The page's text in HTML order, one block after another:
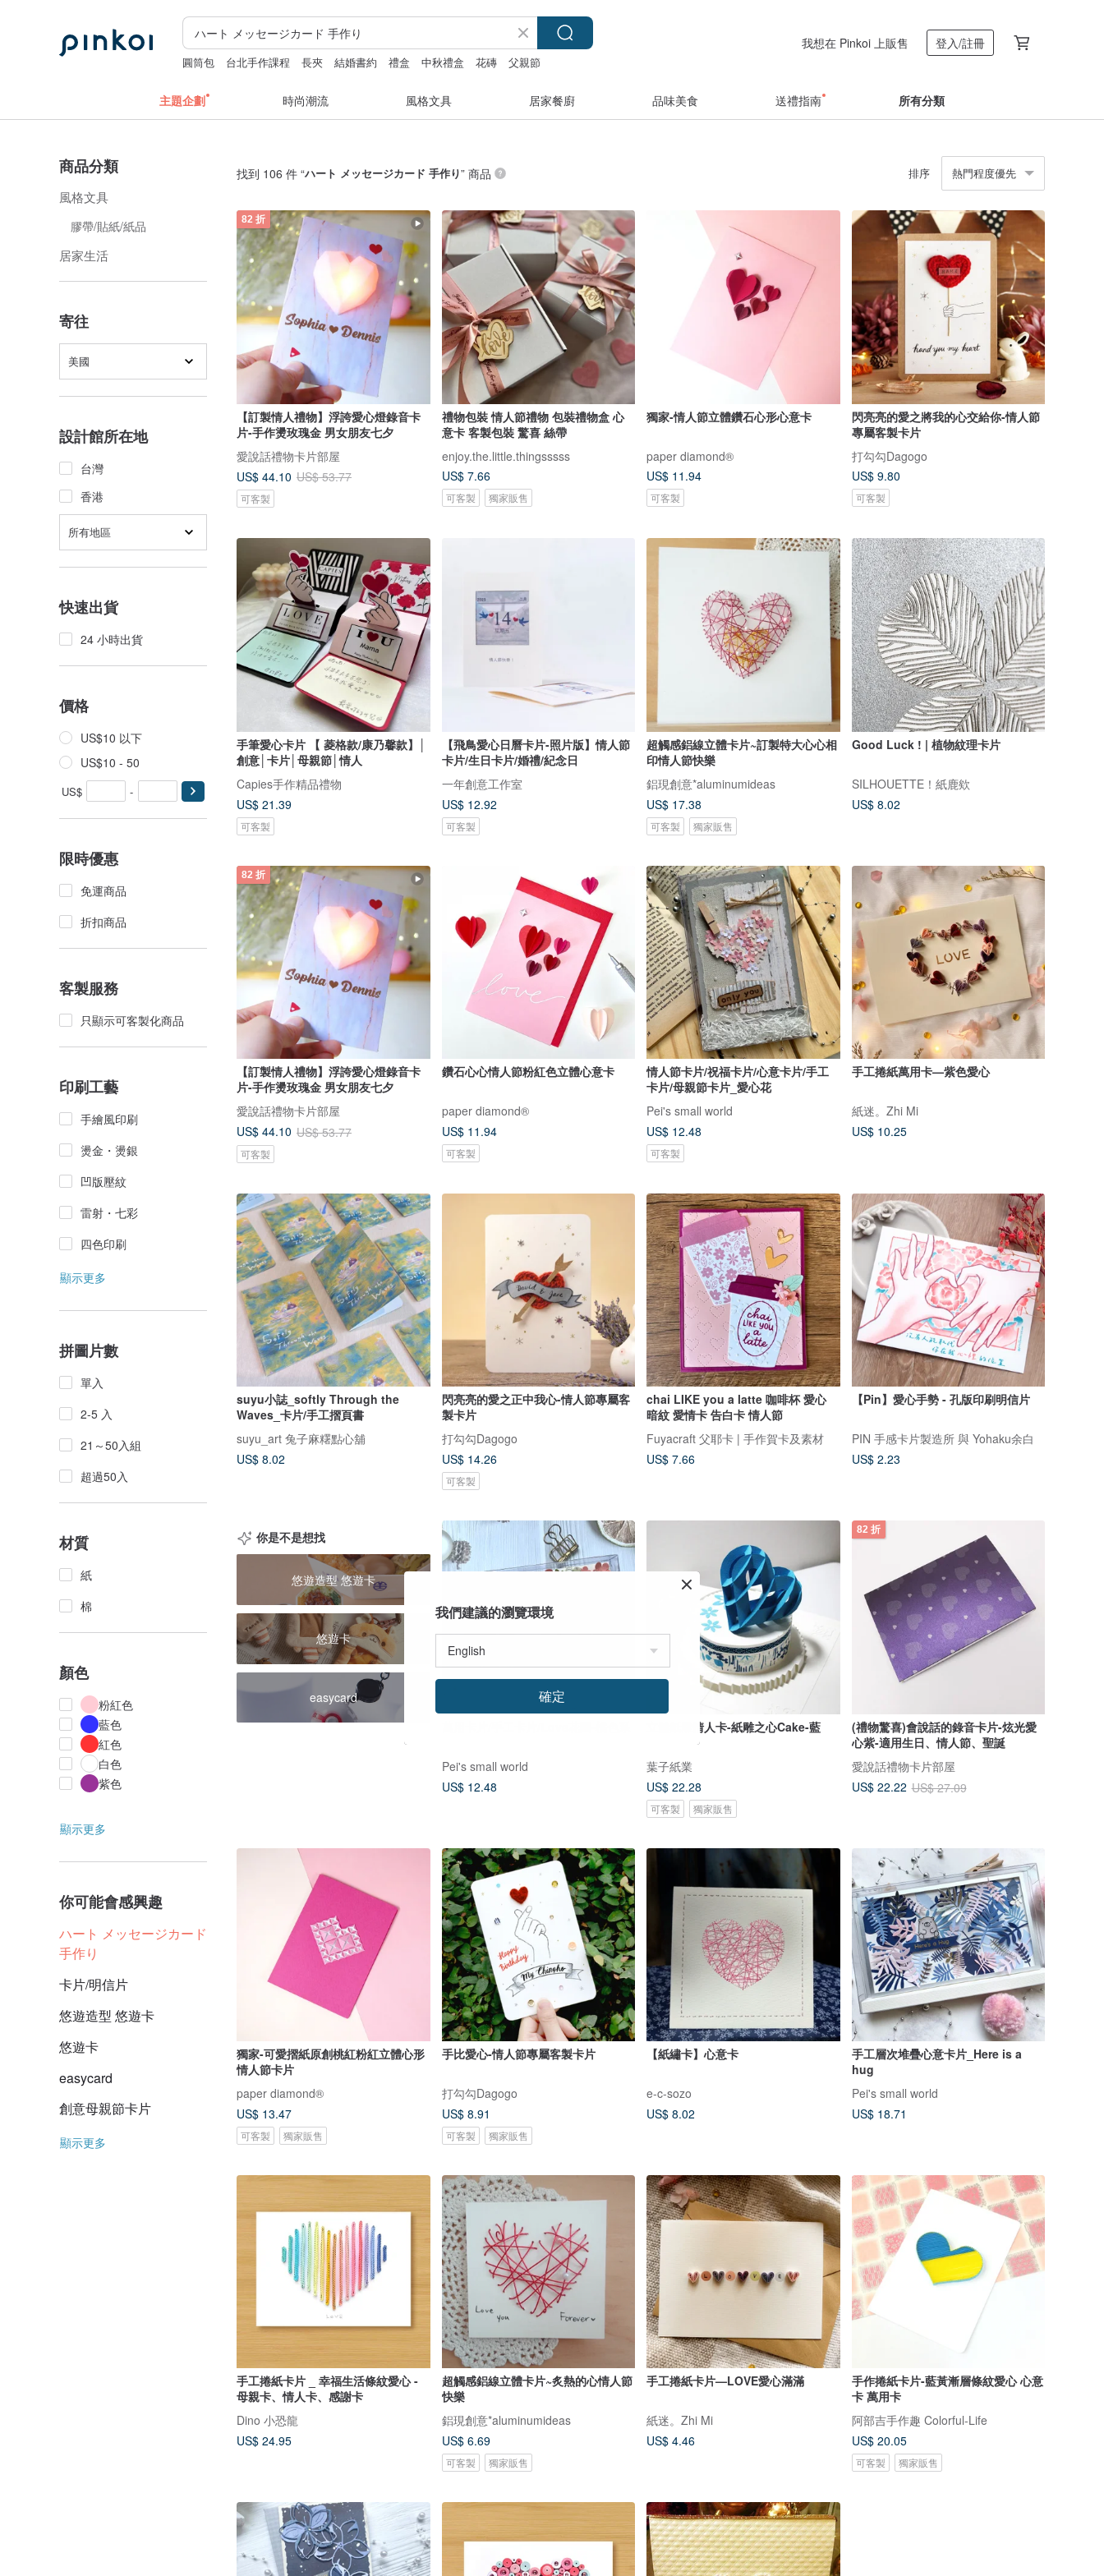
圓筒包 台北手作課程 長夾 結婚書約 禮盒 中秋禮盒 花磚 父親節
我想在 Pinkoi 上販售 登入/註冊
主題企劃 時尚潮流 風格文具 居家餐廚 品味美食 送禮指南 所有分類
商品分類
風格文具
膠帶/貼紙/紙品
居家生活
寄往
美國
設計館所在地
台灣
香港
所有地區
快速出貨
24 小時出貨
價格
US$10 以下
US$10 - 50
US$ -
限時優惠
免運商品
折扣商品
客製服務
只顯示可客製化商品
印刷工藝
手繪風印刷
燙金・燙銀
凹版壓紋
雷射・七彩
四色印刷
顯示更多
拼圖片數
單入
2-5 入
21～50入組
超過50入
材質
紙
棉
顏色
粉紅色
藍色
紅色
白色
紫色
顯示更多
你可能會感興趣
ハート メッセージカード
手作り
卡片/明信片
悠遊造型 悠遊卡
悠遊卡
easycard
創意母親節卡片
顯示更多
找到 106 件 “ハート メッセージカード 手作り” 商品 排序 熱門程度優先
82 折
【訂製情人禮物】浮誇愛心燈錄音卡
片-手作燙玫瑰金 男女朋友七夕
愛說話禮物卡片部屋
US$ 44.10 US$ 53.77
可客製
禮物包裝 情人節禮物 包裝禮物盒 心
意卡 客製包裝 驚喜 絲帶
enjoy.the.little.thingsssss
US$ 7.66
可客製 獨家販售
獨家-情人節立體鑽石心形心意卡
paper diamond®
US$ 11.94
可客製
閃亮亮的愛之將我的心交給你-情人節
專屬客製卡片
打勾勾Dagogo
US$ 9.80
可客製
手筆愛心卡片 【 菱格款/康乃馨款】│
創意│卡片│母親節│情人
Capies手作精品禮物
US$ 21.39
可客製
【飛鳥愛心日曆卡片-照片版】情人節
卡片/生日卡片/婚禮/紀念日
一年創意工作室
US$ 12.92
可客製
超觸感鋁線立體卡片~訂製特大心心相
印情人節快樂
鋁現創意*aluminumideas
US$ 17.38
可客製 獨家販售
Good Luck ! | 植物紋理卡片
SILHOUETTE！紙鹿欸
US$ 8.02
82 折
【訂製情人禮物】浮誇愛心燈錄音卡
片-手作燙玫瑰金 男女朋友七夕
愛說話禮物卡片部屋
US$ 44.10 US$ 53.77
可客製
鑽石心心情人節粉紅色立體心意卡
paper diamond®
US$ 11.94
可客製
情人節卡片/祝福卡片/心意卡片/手工
卡片/母親節卡片_愛心花
Pei's small world
US$ 12.48
可客製
手工捲紙萬用卡—紫色愛心
紙迷。Zhi Mi
US$ 10.25
suyu小誌_softly Through the
Waves_卡片/手工摺頁書
suyu_art 兔子麻糬點心舖
US$ 8.02
閃亮亮的愛之正中我心-情人節專屬客
製卡片
打勾勾Dagogo
US$ 14.26
可客製
chai LIKE you a latte 咖啡杯 愛心
暗紋 愛情卡 告白卡 情人節
Fuyacraft 父耶卡 | 手作賀卡及素材
US$ 7.66
【Pin】愛心手勢 - 孔版印刷明信片
PIN 手感卡片製造所 與 Yohaku余白
US$ 2.23
你是不是想找
悠遊造型 悠遊卡
悠遊卡
easycard
Pei's small world
US$ 12.48
立體紙雕情人卡-紙雕之心Cake-藍
葉子紙業
US$ 22.28
可客製 獨家販售
82 折
(禮物驚喜)會說話的錄音卡片-炫光愛
心紫-適用生日、情人節、聖誕
愛說話禮物卡片部屋
US$ 22.22 US$ 27.09
獨家-可愛摺紙原創桃紅粉紅立體心形
情人節卡片
paper diamond®
US$ 13.47
可客製 獨家販售
手比愛心-情人節專屬客製卡片
打勾勾Dagogo
US$ 8.91
可客製 獨家販售
【紙繡卡】心意卡
e-c-sozo
US$ 8.02
手工層次堆疊心意卡片_Here is a
hug
Pei's small world
US$ 18.71
手工捲紙卡片 _ 幸福生活條紋愛心 -
母親卡、情人卡、感謝卡
Dino 小恐龍
US$ 24.95
超觸感鋁線立體卡片~炙熱的心情人節
快樂
鋁現創意*aluminumideas
US$ 6.69
可客製 獨家販售
手工捲紙卡片—LOVE愛心滿滿
紙迷。Zhi Mi
US$ 4.46
手作捲紙卡片-藍黃漸層條紋愛心 心意
卡 萬用卡
阿部吉手作趣 Colorful-Life
US$ 20.05
可客製 獨家販售
我們建議的瀏覽環境
確定